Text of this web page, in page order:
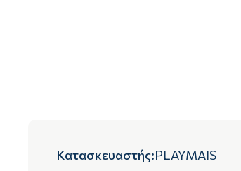
Κατασκευαστής:PLAYMAIS